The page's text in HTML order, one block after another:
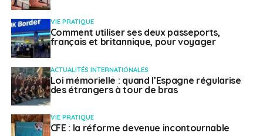
VIE PRATIQUE
Comment utiliser ses deux passeports,
français et britannique, pour voyager
ACTUALITÉS INTERNATIONALES
Loi mémorielle : quand l’Espagne régularise
des étrangers à tour de bras
VIE PRATIQUE
CFE : la réforme devenue incontournable